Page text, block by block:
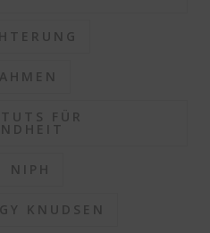
FÜR
NIPH
KNUDSEN